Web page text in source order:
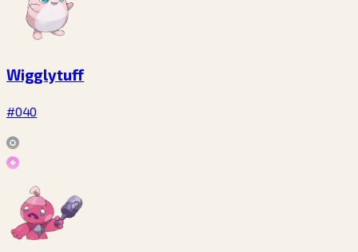
Wigglytuff
#040